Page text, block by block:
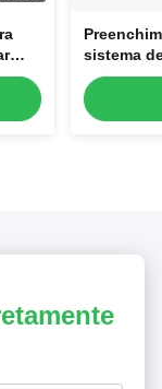
sistema
laminar